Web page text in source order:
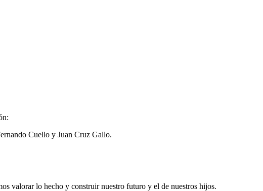
Cuello y Juan Cruz Gallo.
valorar lo hecho y construir nuestro futuro y el de nuestros hijos.